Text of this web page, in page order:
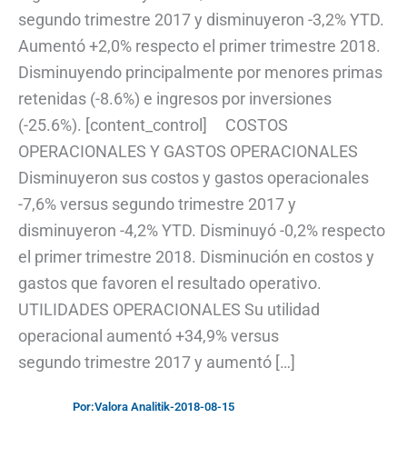
segundo trimestre 2017 y disminuyeron -3,2% YTD.
Aumentó +2,0% respecto el primer trimestre 2018.
Disminuyendo principalmente por menores primas
retenidas (-8.6%) e ingresos por inversiones
(-25.6%). [content_control] COSTOS
OPERACIONALES Y GASTOS OPERACIONALES
Disminuyeron sus costos y gastos operacionales
-7,6% versus segundo trimestre 2017 y
disminuyeron -4,2% YTD. Disminuyó -0,2% respecto
el primer trimestre 2018. Disminución en costos y
gastos que favoren el resultado operativo. ​
UTILIDADES OPERACIONALES Su utilidad
operacional aumentó +34,9% versus
segundo trimestre 2017 y aumentó […]
Por:Valora Analitik-2018-08-15